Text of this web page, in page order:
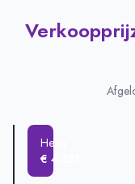
Verkoopprijzen in
€
Sneek
Hommerts
Gaastmeer
Heeg
€ 4.551